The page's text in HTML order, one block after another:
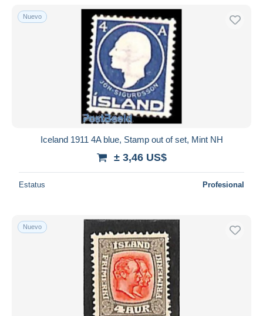
Sólo con descuento
Métodos de pago
PayPal
Transferencia bancaria
Mastercard
Deseleccionar todo
Mundo entero
Aplicar
Nuevo
Iceland 1911 4A blue, Stamp out of set, Mint NH
± 3,46 US$
Estatus Profesional
Nuevo